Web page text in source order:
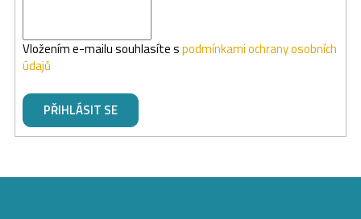
Vložením e-mailu souhlasíte spodmínkami ochrany osobních
údajů
PŘIHLÁSIT SE